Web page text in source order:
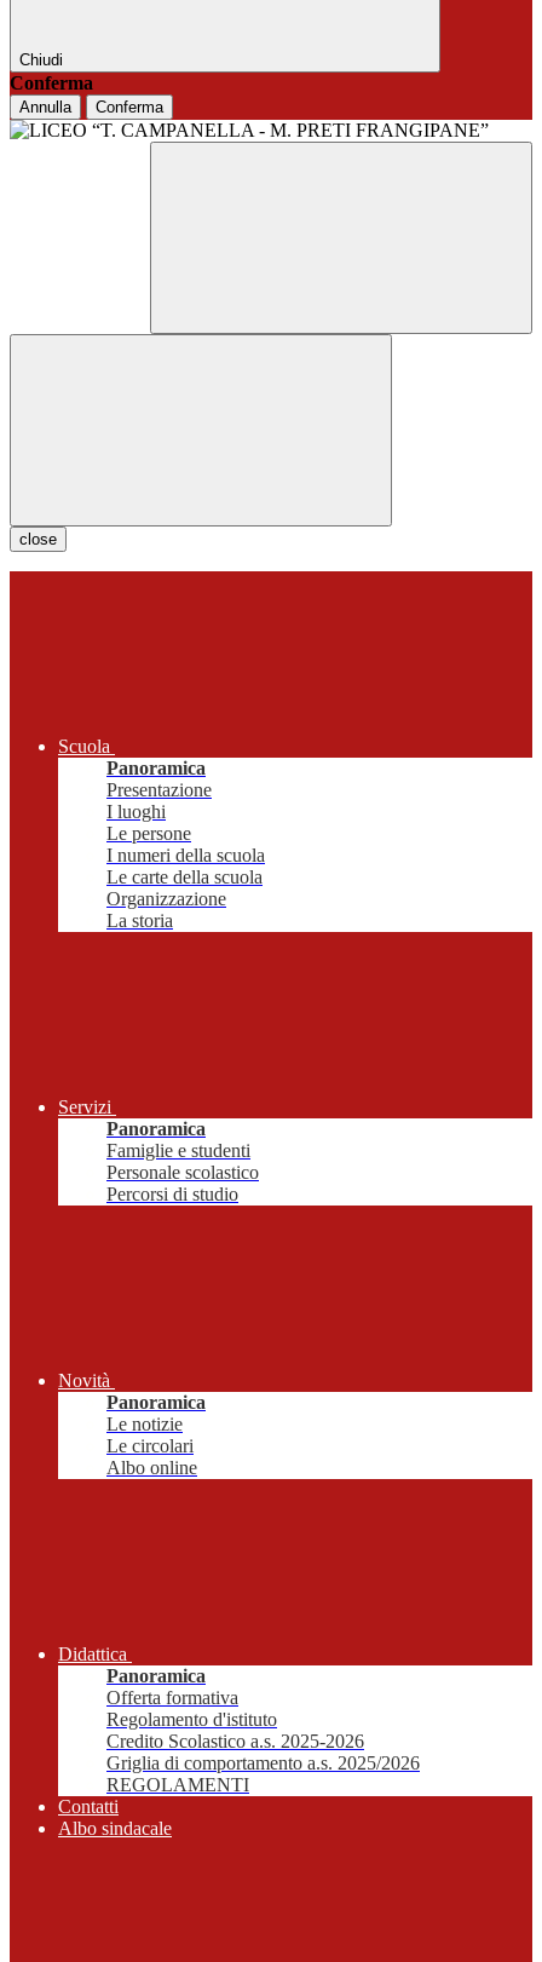
Chiudi
Conferma
Annulla Conferma
close
Scuola
Panoramica
Presentazione
I luoghi
Le persone
I numeri della scuola
Le carte della scuola
Organizzazione
La storia
Servizi
Panoramica
Famiglie e studenti
Personale scolastico
Percorsi di studio
Novità
Panoramica
Le notizie
Le circolari
Albo online
Didattica
Panoramica
Offerta formativa
Regolamento d'istituto
Credito Scolastico a.s. 2025-2026
Griglia di comportamento a.s. 2025/2026
REGOLAMENTI
Contatti
Albo sindacale